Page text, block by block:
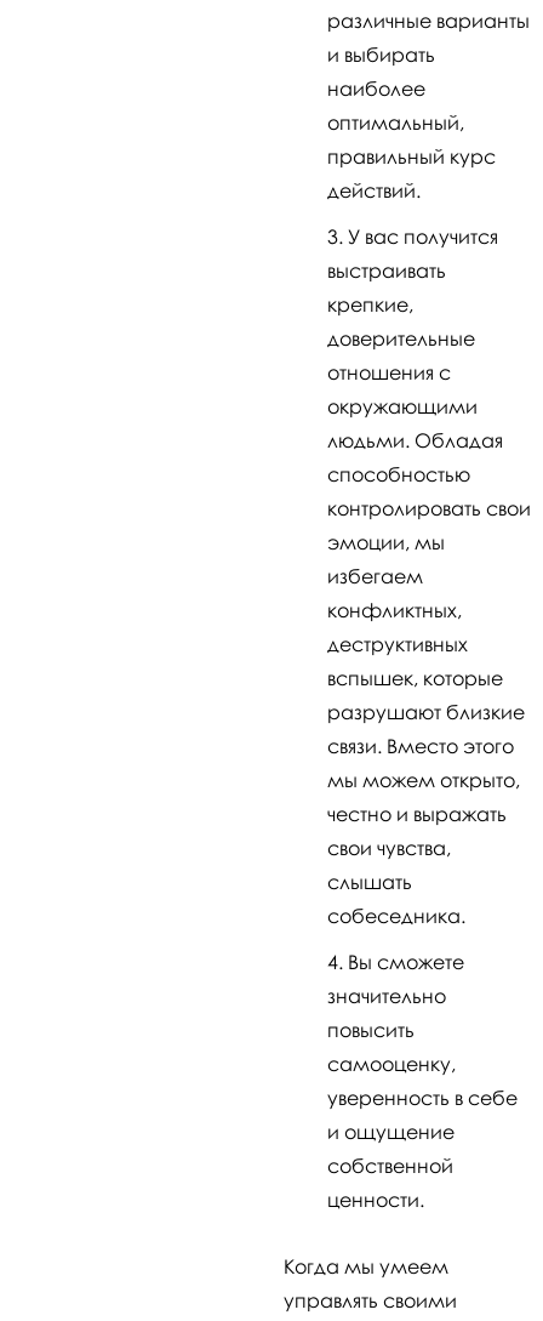
различные варианты
и выбирать
наиболее
оптимальный,
правильный курс
действий.
У вас получится
выстраивать
крепкие,
доверительные
отношения с
окружающими
людьми. Обладая
способностью
контролировать свои
эмоции, мы
избегаем
конфликтных,
деструктивных
вспышек, которые
разрушают близкие
связи. Вместо этого
мы можем открыто,
честно и выражать
свои чувства,
слышать
собеседника.
Вы сможете
значительно
повысить
самооценку,
уверенность в себе
и ощущение
собственной
ценности.
Когда мы умеем
управлять своими